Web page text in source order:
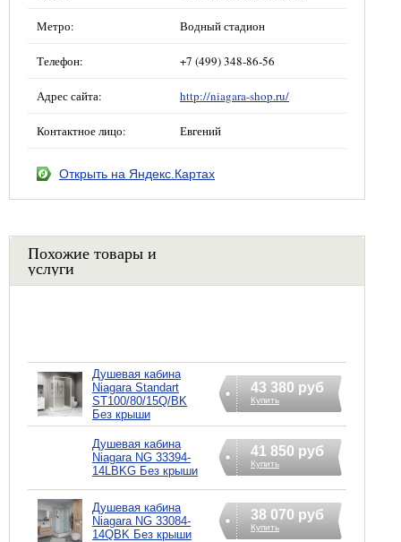
Метро: Водный стадион
Телефон: +7 (499) 348-86-56
Адрес сайта: http://niagara-shop.ru/
Контактное лицо: Евгений
Открыть на Яндекс.Картах
Похожие товары и
услуги
Душевая кабина
Niagara Standart
ST100/80/15Q/BK
Без крыши
43 380 руб
Купить
Душевая кабина
Niagara NG 33394-
14LBKG Без крыши
41 850 руб
Купить
Душевая кабина
Niagara NG 33084-
14QBK Без крыши
38 070 руб
Купить